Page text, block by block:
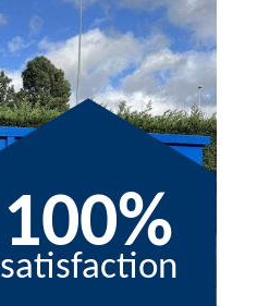
100%
satisfaction